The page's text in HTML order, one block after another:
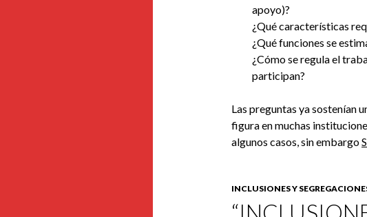
apoyo)?
¿Qué características
¿Qué funciones se
¿Cómo se regula el
participan?
Las preguntas ya sostenían
figura en muchas
algunos casos, sin embargo
INCLUSIONES Y